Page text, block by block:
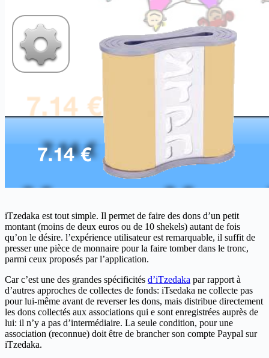
iTzedaka est tout simple. Il permet de faire des dons d’un petit
montant (moins de deux euros ou de 10 shekels) autant de fois
qu’on le désire. l’expérience utilisateur est remarquable, il suffit de
presser une pièce de monnaire pour la faire tomber dans le tronc,
parmi ceux proposés par l’application.
Car c’est une des grandes spécificités d’iTzedaka par rapport à
d’autres approches de collectes de fonds: iTsedaka ne collecte pas
pour lui-même avant de reverser les dons, mais distribue directement
les dons collectés aux associations qui e sont enregistrées auprès de
lui: il n’y a pas d’intermédiaire. La seule condition, pour une
association (reconnue) doit être de brancher son compte Paypal sur
iTzedaka.